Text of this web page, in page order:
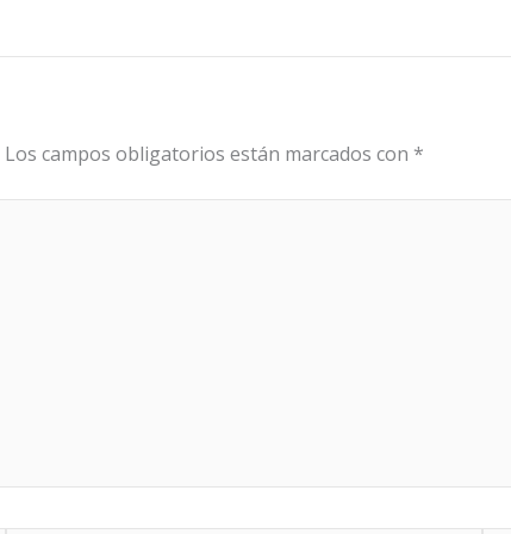
Los campos obligatorios están marcados con *